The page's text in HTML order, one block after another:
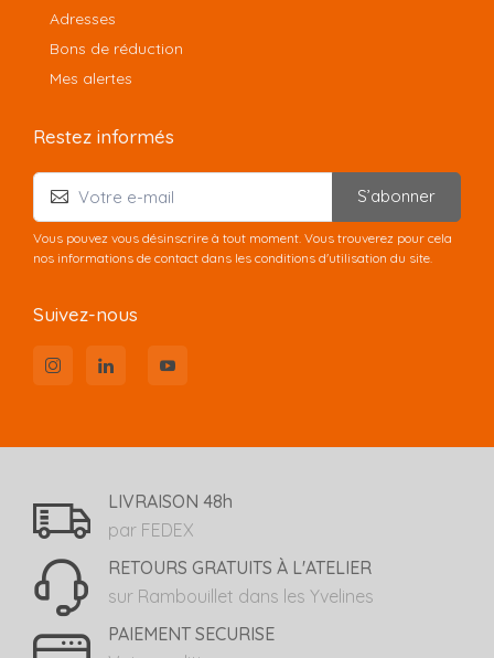
Adresses
Bons de réduction
Mes alertes
Restez informés
S’abonner
Vous pouvez vous désinscrire à tout moment. Vous trouverez pour cela
nos informations de contact dans les conditions d'utilisation du site.
Suivez-nous
LIVRAISON 48h
par FEDEX
RETOURS GRATUITS À L'ATELIER
sur Rambouillet dans les Yvelines
PAIEMENT SECURISE